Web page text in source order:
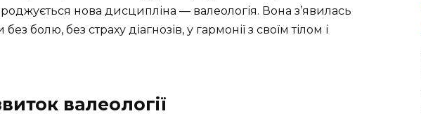
нова дисципліна — валеологія. Вона з’явилась
болю, без страху діагнозів, у гармонії з своїм тілом і
валеології